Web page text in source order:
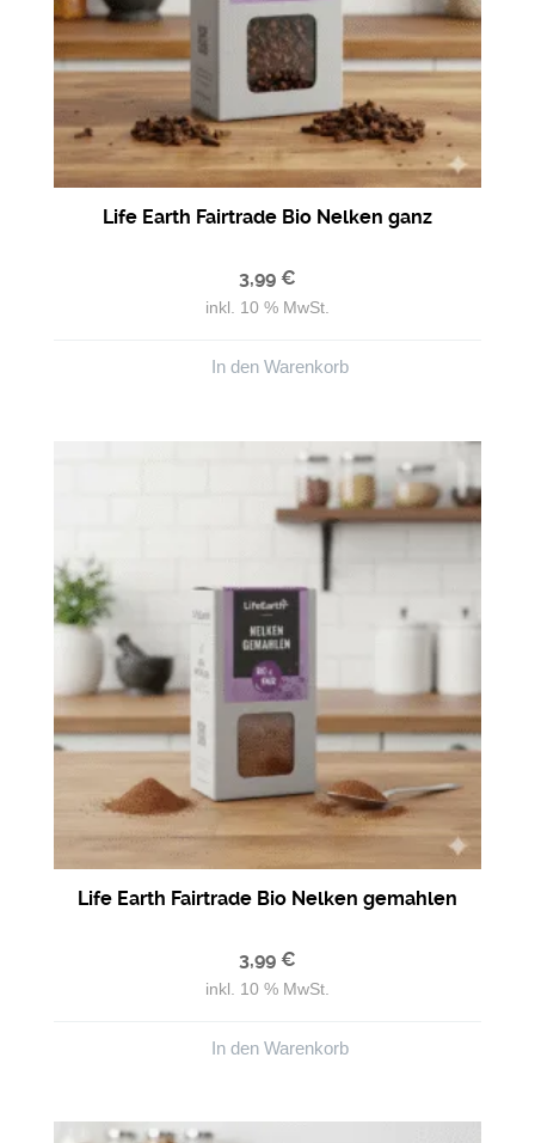
Life Earth Fairtrade Bio Nelken ganz
3,99 €
inkl. 10 % MwSt.
In den Warenkorb
Life Earth Fairtrade Bio Nelken gemahlen
3,99 €
inkl. 10 % MwSt.
In den Warenkorb